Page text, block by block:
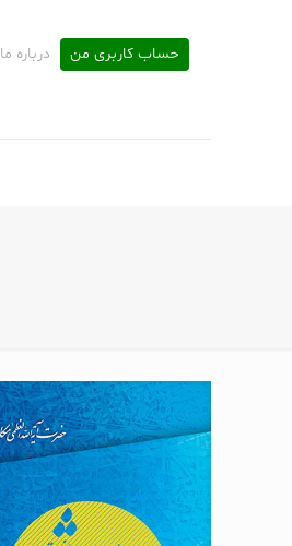
حساب کاربری من درباره ما